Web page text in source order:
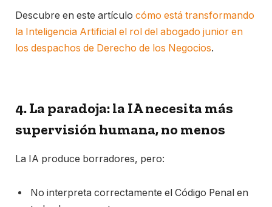
Descubre en este artículo cómo está transformando
la Inteligencia Artificial el rol del abogado junior en
los despachos de Derecho de los Negocios.
4. La paradoja: la IA necesita más
supervisión humana, no menos
La IA produce borradores, pero:
No interpreta correctamente el Código Penal en